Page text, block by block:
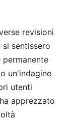
revisioni
sentissero
un'indagine
utenti
apprezzato